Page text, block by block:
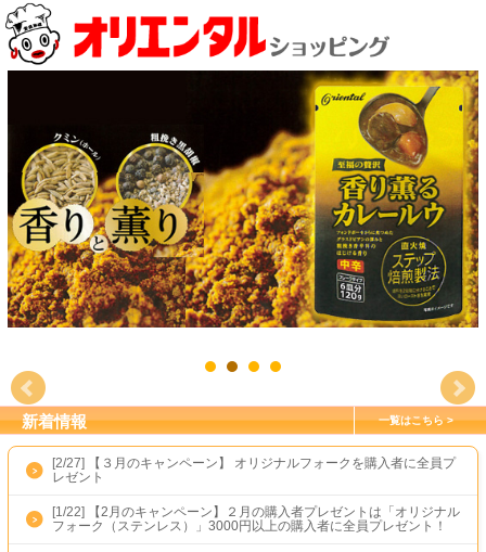
新着情報 一覧はこちら
[2/27] 【３月のキャンペーン】 オリジナルフォークを購入者に全員プ
レゼント
[1/22] 【2月のキャンペーン】２月の購入者プレゼントは「オリジナル
フォーク（ステンレス）」3000円以上の購入者に全員プレゼント！